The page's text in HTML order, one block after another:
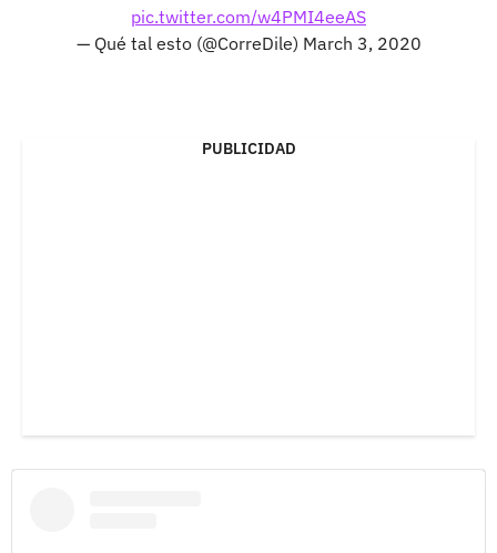
pic.twitter.com/w4PMI4eeAS
— Qué tal esto (@CorreDile) March 3, 2020
PUBLICIDAD